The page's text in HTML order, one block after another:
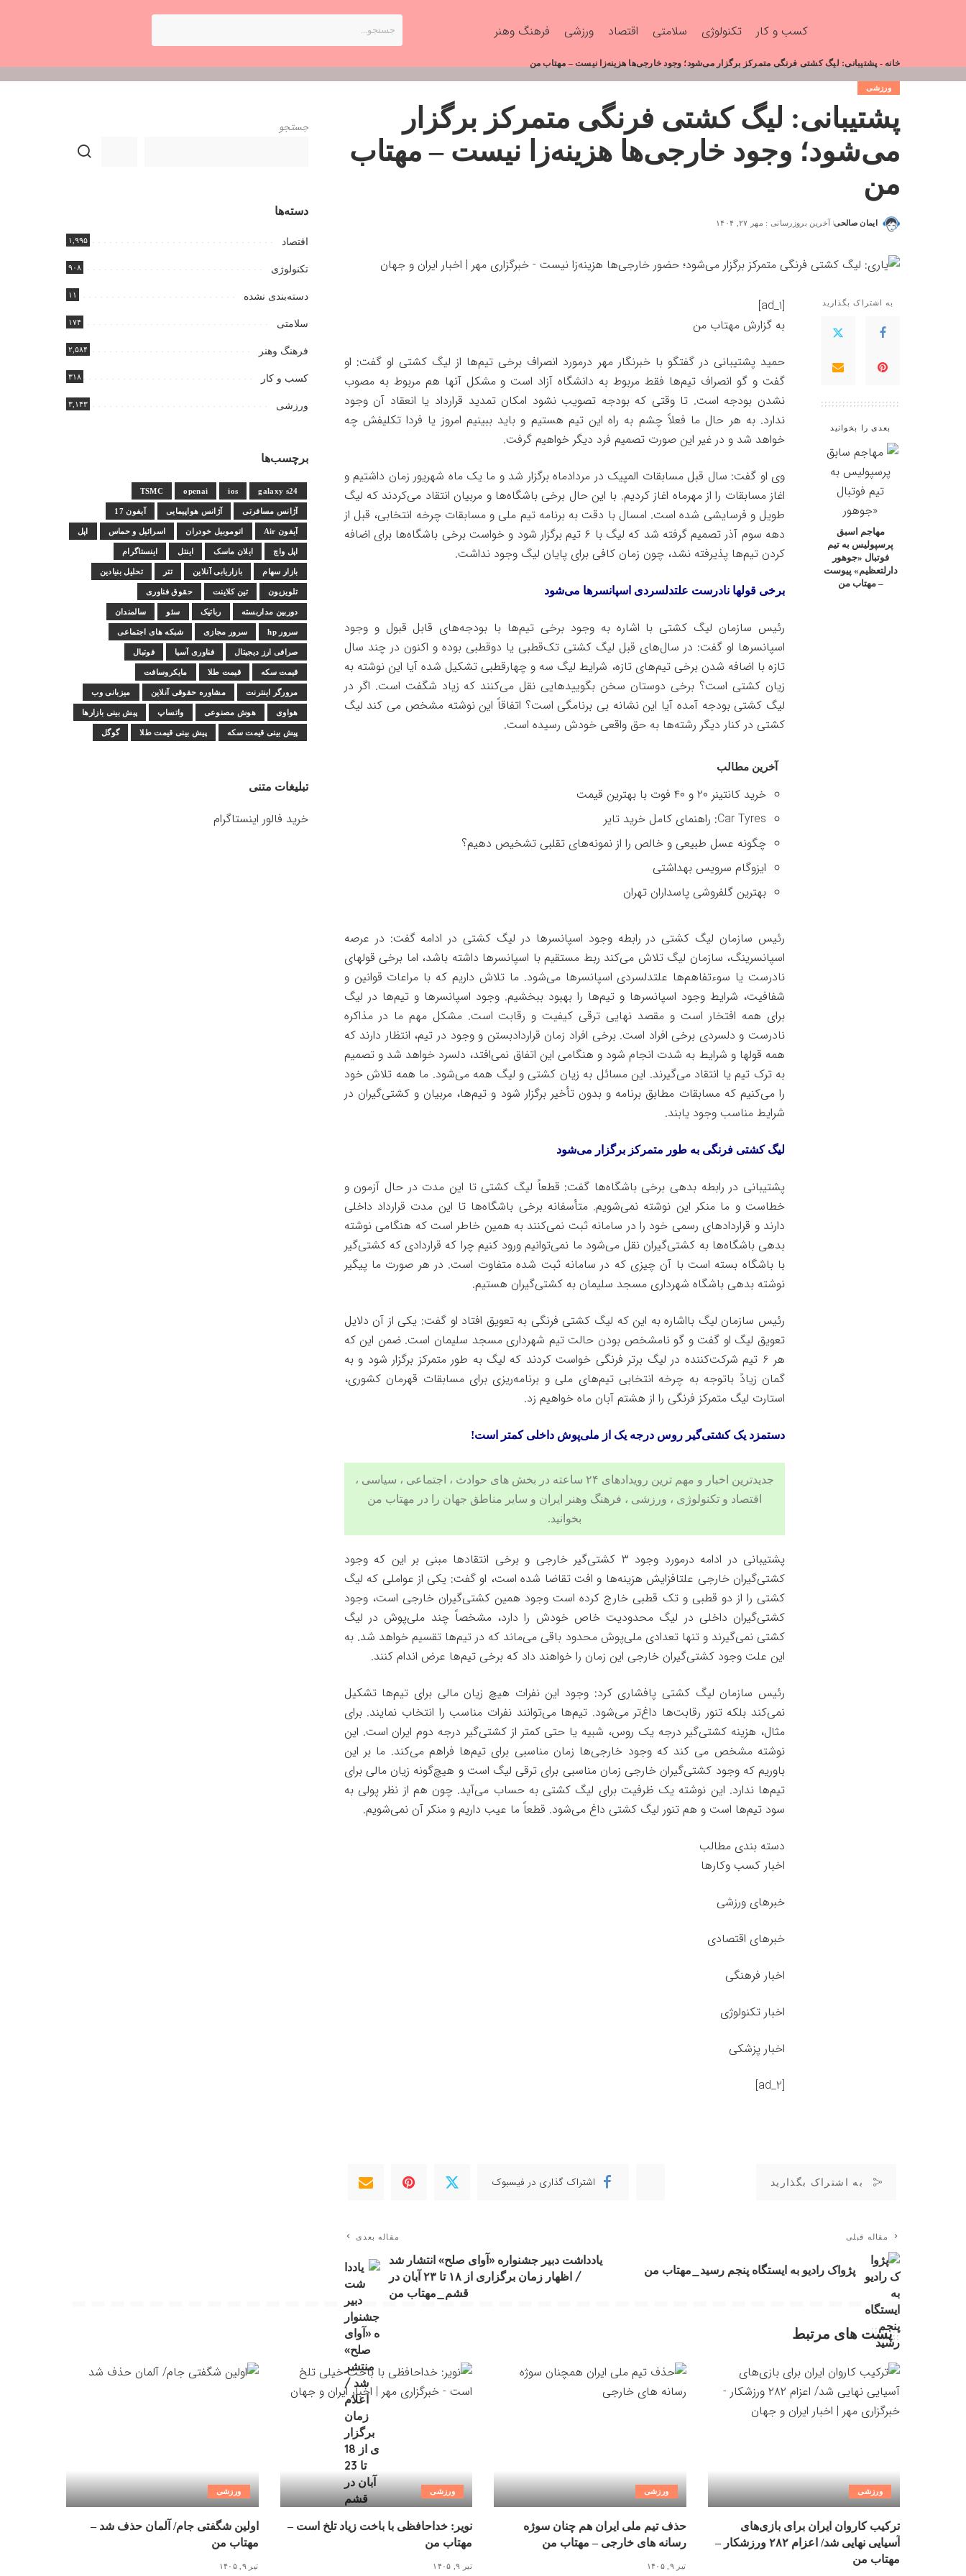
کسب و کار تکنولوژی سلامتی اقتصاد ورزشی فرهنگ وهنر
خانه -پشتیبانی: لیگ کشتی فرنگی متمرکز برگزار می‌شود؛ وجود خارجی‌ها هزینه‌زا نیست – مهتاب من
ورزشی
پشتیبانی: لیگ کشتی فرنگی متمرکز برگزار
می‌شود؛ وجود خارجی‌ها هزینه‌زا نیست – مهتاب
من
ایمان صالحی آخرین بروزرسانی : مهر ۲۷, ۱۴۰۴
به اشتراک بگذارید
بعدی را بخوانید
مهاجم اسبق
پرسپولیس به تیم
فوتبال «جوهور
دارلتعظیم» پیوست
– مهتاب من
[ad_1]
به گزارش مهتاب من
حمید پشتیبانی در گفتگو با خبرنگار مهر درمورد انصراف برخی تیم‌ها از لیگ کشتی او گفت: او
گفت و گو انصراف تیم‌ها فقط مربوط به دانشگاه آزاد است و مشکل آنها هم مربوط به مصوب
نشدن بودجه است. تا وقتی که بودجه تصویب نشود امکان تمدید قرارداد یا انعقاد آن وجود
ندارد. به هر حال ما فعلاً چشم به راه این تیم هستیم و باید ببینیم امروز یا فردا تکلیفش چه
خواهد شد و در غیر این صورت تصمیم فرد دیگر خواهیم گرفت.
وی او گفت: سال قبل مسابقات المپیک در مردادماه برگزار شد و ما یک ماه شهریور زمان داشتیم و
اغاز مسابقات را از مهرماه اغاز کردیم. با این حال برخی باشگاه‌ها و مربیان انتقاد می‌کردند که لیگ
طویل و فرسایشی شده است. امسال با دقت به برنامه تیم ملی و مسابقات چرخه انتخابی، قبل از
دهه سوم آذر تصمیم گرفته شد که لیگ با ۶ تیم برگزار شود و خواست برخی باشگاه‌ها برای اضافه
کردن تیم‌ها پذیرفته نشد، چون زمان کافی برای پایان لیگ وجود نداشت.
برخی قولها نادرست علتدلسردی اسپانسرها می‌شود
رئیس سازمان لیگ کشتی با اشاره به وجود برخی تیم‌ها با بودجه‌های قابل قبول و وجود
اسپانسرها او گفت: در سال‌های قبل لیگ کشتی تک‌قطبی یا دوقطبی بوده و اکنون در چند سال
تازه با اضافه شدن برخی تیم‌های تازه، شرایط لیگ سه و چهارقطبی تشکیل شده آیا این نوشته به
زیان کشتی است؟ برخی دوستان سخن بگویید‌هایی نقل می‌کنند که زیاد شگفت است. اگر در
لیگ کشتی بودجه آمده آیا این نشانه بی برنامگی است؟ اتفاقاً این نوشته مشخص می کند لیگ
کشتی در کنار دیگر رشته‌ها به حق واقعی خودش رسیده است.
آخرین مطالب
خرید کانتینر ۲۰ و ۴۰ فوت با بهترین قیمت
Car Tyres: راهنمای کامل خرید تایر
چگونه عسل طبیعی و خالص را از نمونه‌های تقلبی تشخیص دهیم؟
ایزوگام سرویس بهداشتی
بهترین گلفروشی پاسداران تهران
رئیس سازمان لیگ کشتی در رابطه وجود اسپانسرها در لیگ کشتی در ادامه گفت: در عرصه
اسپانسرینگ، سازمان لیگ تلاش می‌کند ربط مستقیم با اسپانسرها داشته باشد، اما برخی قولهای
نادرست یا سوءتفاهم‌ها علتدلسردی اسپانسرها می‌شود. ما تلاش داریم که با مراعات قوانین و
شفافیت، شرایط وجود اسپانسرها و تیم‌ها را بهبود ببخشیم. وجود اسپانسرها و تیم‌ها در لیگ
برای همه افتخار است و مقصد نهایی ترقی کیفیت و رقابت است. مشکل مهم ما در مذاکره
نادرست و دلسردی برخی افراد است. برخی افراد زمان قراردادبستن و وجود در تیم، انتظار دارند که
همه قولها و شرایط به شدت انجام شود و هنگامی این اتفاق نمی‌افتد، دلسرد خواهد شد و تصمیم
به ترک تیم یا انتقاد می‌گیرند. این مسائل به زیان کشتی و لیگ همه می‌شود. ما همه تلاش خود
را می‌کنیم که مسابقات مطابق برنامه و بدون تأخیر برگزار شود و تیم‌ها، مربیان و کشتی‌گیران در
شرایط مناسب وجود یابند.
لیگ کشتی فرنگی به طور متمرکز برگزار می‌شود
پشتیبانی در رابطه بدهی برخی باشگاه‌ها گفت: قطعاً لیگ کشتی تا این مدت در حال آزمون و
خطاست و ما منکر این نوشته نمی‌شویم. متأسفانه برخی باشگاه‌ها تا این مدت قرارداد داخلی
دارند و قراردادهای رسمی خود را در سامانه ثبت نمی‌کنند به همین خاطر است که هنگامی نوشته
بدهی باشگاه‌ها به کشتی‌گیران نقل می‌شود ما نمی‌توانیم ورود کنیم چرا که قراردادی که کشتی‌گیر
با باشگاه بسته است با آن چیزی که در سامانه ثبت شده متفاوت است. در هر صورت ما پیگیر
نوشته بدهی باشگاه شهرداری مسجد سلیمان به کشتی‌گیران هستیم.
رئیس سازمان لیگ بااشاره به این که لیگ کشتی فرنگی به تعویق افتاد او گفت: یکی از آن دلایل
تعویق لیگ او گفت و گو نامشخص بودن حالت تیم شهرداری مسجد سلیمان است. ضمن این که
هر ۶ تیم شرکت‌کننده در لیگ برتر فرنگی خواست کردند که لیگ به طور متمرکز برگزار شود و به
گمان زیادً باتوجه به چرخه انتخابی تیم‌های ملی و برنامه‌ریزی برای مسابقات قهرمان کشوری،
استارت لیگ متمرکز فرنگی را از هشتم آبان ماه خواهیم زد.
دستمزد یک کشتی‌گیر روس درجه یک از ملی‌پوش داخلی کمتر است!
جدیدترین اخبار و مهم ترین رویدادهای ۲۴ ساعته در بخش های حوادث ، اجتماعی ، سیاسی ،
اقتصاد وتکنولوژی ، ورزشی ، فرهنگ وهنر ایران و سایر مناطق جهان را در مهتاب من
بخوانید.
پشتیبانی در ادامه درمورد وجود ۳ کشتی‌گیر خارجی و برخی انتقادها مبنی بر این که وجود
کشتی‌گیران خارجی علتافزایش هزینه‌ها و افت تقاضا شده است، او گفت: یکی از عواملی که لیگ
کشتی را از دو قطبی و تک قطبی خارج کرده است وجود همین کشتی‌گیران خارجی است، وجود
کشتی‌گیران داخلی در لیگ محدودیت خاص خودش را دارد، مشخصاً چند ملی‌پوش در لیگ
کشتی نمی‌گیرند و تنها تعدادی ملی‌پوش محدود باقی می‌ماند که در تیم‌ها تقسیم خواهد شد. به
این علت وجود کشتی‌گیران خارجی این زمان را خواهند داد که برخی تیم‌ها عرض اندام کنند.
رئیس سازمان لیگ کشتی پافشاری کرد: وجود این نفرات هیچ زیان مالی برای تیم‌ها تشکیل
نمی‌کند بلکه تنور رقابت‌ها داغ‌تر می‌شود. تیم‌ها می‌توانند نفرات مناسب را انتخاب نمایند. برای
مثال، هزینه کشتی‌گیر درجه یک روس، شبیه یا حتی کمتر از کشتی‌گیر درجه دوم ایران است. این
نوشته مشخص می کند که وجود خارجی‌ها زمان مناسبی برای تیم‌ها فراهم می‌کند. ما بر این
باوریم که وجود کشتی‌گیران خارجی زمان مناسبی برای ترقی لیگ است و هیچ‌گونه زیان مالی برای
تیم‌ها ندارد. این نوشته یک ظرفیت برای لیگ کشتی به حساب می‌آید. چون هم از نظر پولی به
سود تیم‌ها است و هم تنور لیگ کشتی داغ می‌شود. قطعاً ما عیب داریم و منکر آن نمی‌شویم.
دسته بندی مطالب
اخبار کسب وکارها
خبرهای ورزشی
خبرهای اقتصادی
اخبار فرهنگی
اخبار تکنولوژی
اخبار پزشکی
[ad_2]
به اشتراک بگذارید اشتراک گذاری در فیسبوک
مقاله قبلی
پژواک رادیو به ایستگاه پنجم رسید_مهتاب من
مقاله بعدی
یادداشت دبیر جشنواره «آوای صلح» انتشار شد
/ اظهار زمان برگزاری از ۱۸ تا ۲۳ آبان در
قشم_مهتاب من
جستجو
دسته‌ها
اقتصاد ۱,۹۹۵
تکنولوژی ۹۰۸
دسته‌بندی نشده ۱۱
سلامتی ۱۷۴
فرهنگ وهنر ۲,۵۸۴
کسب و کار ۳۱۸
ورزشی ۳,۱۴۳
برچسب‌ها
galaxy s24
ios
openai
TSMC
آژانس مسافرتی آژانس هواپیمایی آیفون 17
آیفون Air اتوموبیل خودران اسرائیل و حماس اپل
اپل واچ ایلان ماسک اینتل اینستاگرام
بازار سهام بازاریابی آنلاین تتر تحلیل بنیادین
تلویزیون تین کلاینت حقوق فناوری
دوربین مداربسته رباتیک سئو سالمندان
سرور hp سرور مجازی شبکه های اجتماعی
صرافی ارز دیجیتال فناوری آسیا فوتبال
قیمت سکه قیمت طلا مایکروسافت
مرورگر اینترنت مشاوره حقوقی آنلاین میزبانی وب
هواوی هوش مصنوعی واتساپ پیش بینی بازارها
پیش بینی قیمت سکه پیش بینی قیمت طلا گوگل
تبلیغات متنی
خرید فالور اینستاگرام
پست های مرتبط
ورزشی
ترکیب کاروان ایران برای بازی‌های
آسیایی نهایی شد/ اعزام ۲۸۲ ورزشکار –
مهتاب من
ورزشی
حذف تیم ملی ایران هم چنان سوژه
رسانه های خارجی – مهتاب من
تیر ۹, ۱۴۰۵
ورزشی
نویر: خداحافظی با باخت زیاد تلخ است –
مهتاب من
تیر ۹, ۱۴۰۵
ورزشی
اولین شگفتی جام/ آلمان حذف شد –
مهتاب من
تیر ۹, ۱۴۰۵